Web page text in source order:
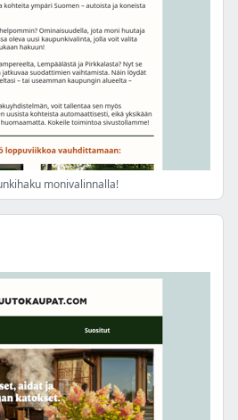
monivalinnalla!